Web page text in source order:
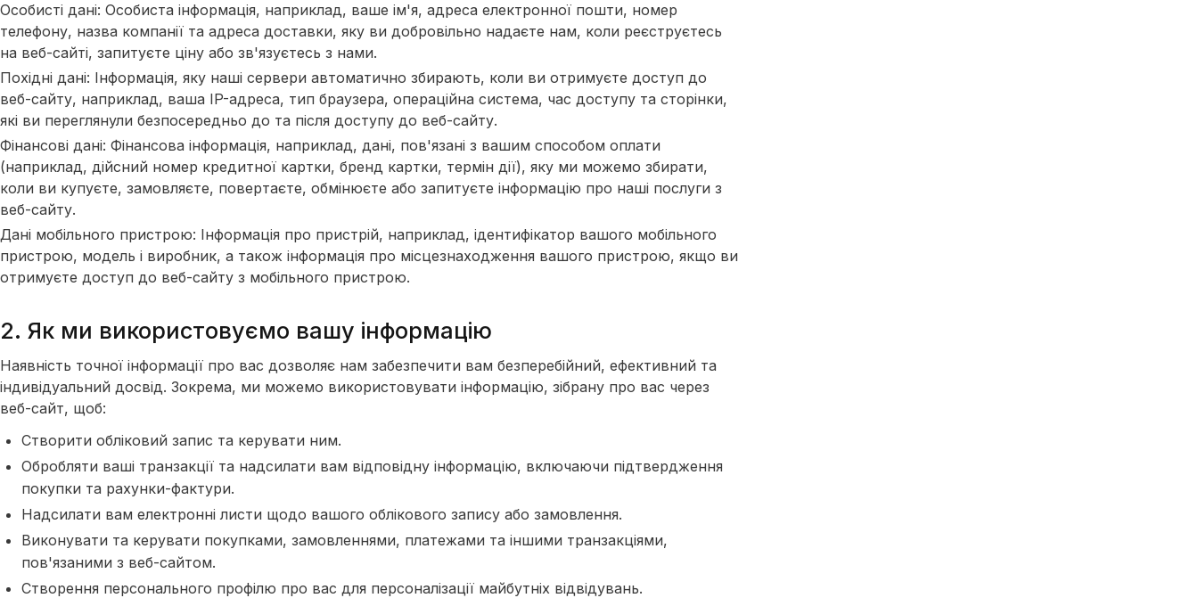
Особисті дані: Особиста інформація, наприклад, ваше ім'я, адреса електронної пошти, номер
телефону, назва компанії та адреса доставки, яку ви добровільно надаєте нам, коли реєструєтесь
на веб-сайті, запитуєте ціну або зв'язуєтесь з нами.
Похідні дані: Інформація, яку наші сервери автоматично збирають, коли ви отримуєте доступ до
веб-сайту, наприклад, ваша IP-адреса, тип браузера, операційна система, час доступу та сторінки,
які ви переглянули безпосередньо до та після доступу до веб-сайту.
Фінансові дані: Фінансова інформація, наприклад, дані, пов'язані з вашим способом оплати
(наприклад, дійсний номер кредитної картки, бренд картки, термін дії), яку ми можемо збирати,
коли ви купуєте, замовляєте, повертаєте, обмінюєте або запитуєте інформацію про наші послуги з
веб-сайту.
Дані мобільного пристрою: Інформація про пристрій, наприклад, ідентифікатор вашого мобільного
пристрою, модель і виробник, а також інформація про місцезнаходження вашого пристрою, якщо ви
отримуєте доступ до веб-сайту з мобільного пристрою.
2. Як ми використовуємо вашу інформацію
Наявність точної інформації про вас дозволяє нам забезпечити вам безперебійний, ефективний та
індивідуальний досвід. Зокрема, ми можемо використовувати інформацію, зібрану про вас через
веб-сайт, щоб:
Створити обліковий запис та керувати ним.
Обробляти ваші транзакції та надсилати вам відповідну інформацію, включаючи підтвердження
покупки та рахунки-фактури.
Надсилати вам електронні листи щодо вашого облікового запису або замовлення.
Виконувати та керувати покупками, замовленнями, платежами та іншими транзакціями,
пов'язаними з веб-сайтом.
Створення персонального профілю про вас для персоналізації майбутніх відвідувань.